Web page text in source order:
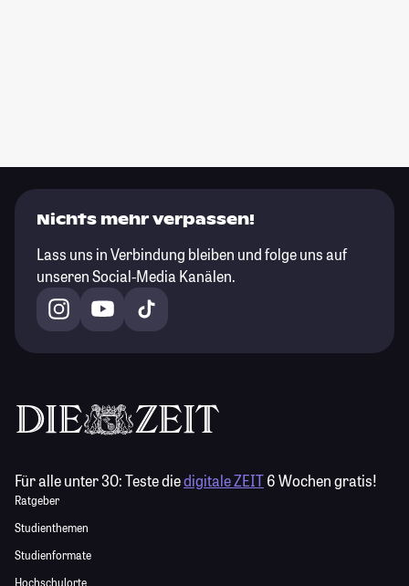
Nichts mehr verpassen!
Lass uns in Verbindung bleiben und folge uns auf
unseren Social-Media Kanälen.
Für alle unter 30:Teste diedigitale ZEIT6 Wochen gratis!
Ratgeber
Studienthemen
Studienformate
Hochschulorte